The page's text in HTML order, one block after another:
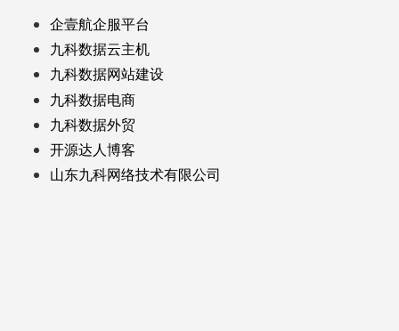
企壹航企服平台
九科数据云主机
九科数据网站建设
九科数据电商
九科数据外贸
开源达人博客
山东九科网络技术有限公司